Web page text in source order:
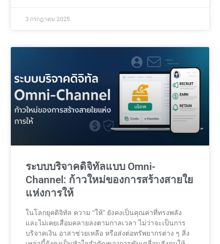
3 กรกฎาคม 2025
ระบบบริจาคดิจิทัลแบบ Omni-
Channel: ก้าวใหม่ของการสร้างสายใย
แห่งการให้
ในโลกยุคดิจิทัล ความ “ให้” ยังคงเป็นคุณค่าที่ทรงพลัง
และไม่เคยเสื่อมคลายลงตามกาลเวลา ไม่ว่าจะเป็นการ
บริจาคเงิน อาสาช่วยเหลือ หรือส่งต่อทรัพยากรต่าง ๆ สิ่ง